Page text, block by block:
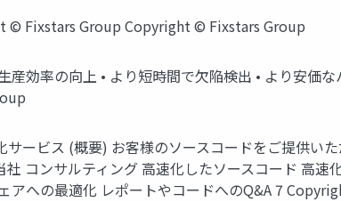
© Fixstars Group Copyright © Fixstars Group
効率の向上 • より短時間で欠陥検出 • より安価
ービス (概要) お客様のソースコードをご提供い
コンサルティング 高速化したソースコード 高
アへの最適化 レポートやコードへのQ&A 7